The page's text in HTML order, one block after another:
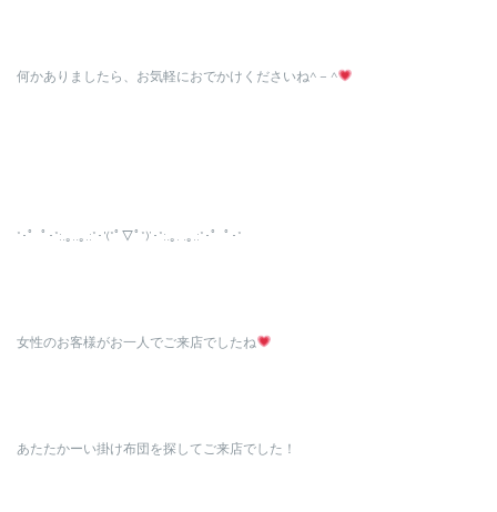
何かありましたら、お気軽におでかけくださいね^ – ^
*･゜ﾟ･*:.｡..｡.:*･'(*ﾟ▽ﾟ*)’･*:.｡. .｡.:*･゜ﾟ･*
女性のお客様がお一人でご来店でしたね
あたたかーい掛け布団を探してご来店でした！